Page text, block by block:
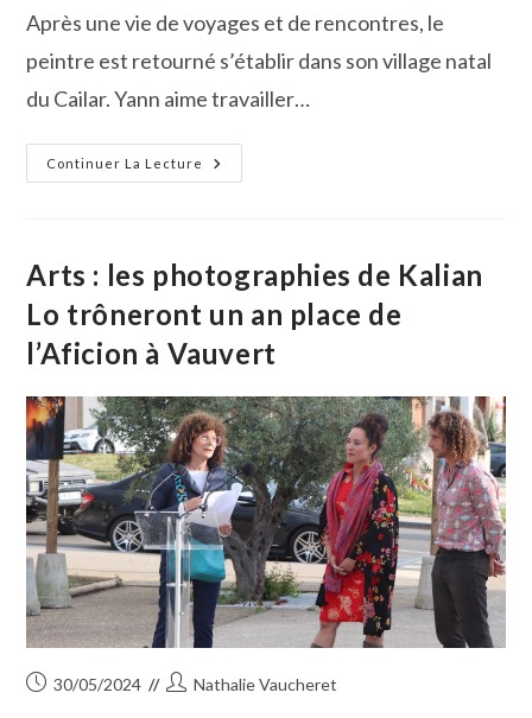
Après une vie de voyages et de rencontres, le
peintre est retourné s’établir dans son village natal
du Cailar. Yann aime travailler…
Continuer La Lecture
Arts :
L’artiste
Posé
Des
Toiles
Au
Cailar
Arts : les photographies de Kalian
Lo trôneront un an place de
l’Aficion à Vauvert
Publication
30/05/2024
Auteur/autrice
Nathalie Vaucheret